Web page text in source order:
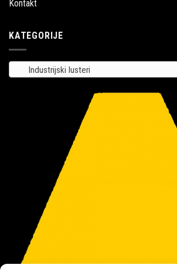
Kontakt
KATEGORIJE
Industrijski lusteri